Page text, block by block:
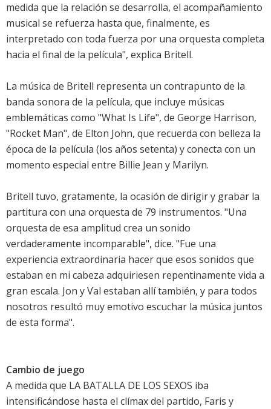
medida que la relación se desarrolla, el acompañamiento
musical se refuerza hasta que, finalmente, es
interpretado con toda fuerza por una orquesta completa
hacia el final de la película", explica Britell.
La música de Britell representa un contrapunto de la
banda sonora de la película, que incluye músicas
emblemáticas como "What Is Life", de George Harrison,
"Rocket Man", de Elton John, que recuerda con belleza la
época de la película (los años setenta) y conecta con un
momento especial entre Billie Jean y Marilyn.
Britell tuvo, gratamente, la ocasión de dirigir y grabar la
partitura con una orquesta de 79 instrumentos. "Una
orquesta de esa amplitud crea un sonido
verdaderamente incomparable", dice. "Fue una
experiencia extraordinaria hacer que esos sonidos que
estaban en mi cabeza adquiriesen repentinamente vida a
gran escala. Jon y Val estaban allí también, y para todos
nosotros resultó muy emotivo escuchar la música juntos
de esta forma".
Cambio de juego
A medida que LA BATALLA DE LOS SEXOS iba
intensificándose hasta el clímax del partido, Faris y